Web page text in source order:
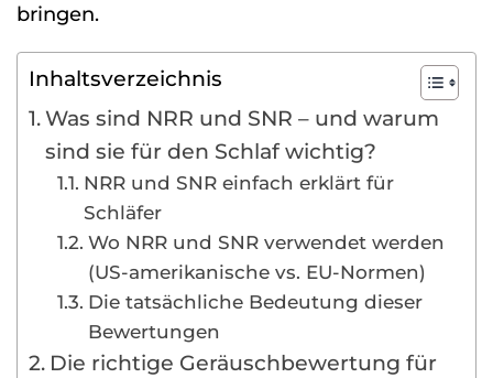
bringen.
Inhaltsverzeichnis
Was sind NRR und SNR – und warum
sind sie für den Schlaf wichtig?
NRR und SNR einfach erklärt für
Schläfer
Wo NRR und SNR verwendet werden
(US-amerikanische vs. EU-Normen)
Die tatsächliche Bedeutung dieser
Bewertungen
Die richtige Geräuschbewertung für